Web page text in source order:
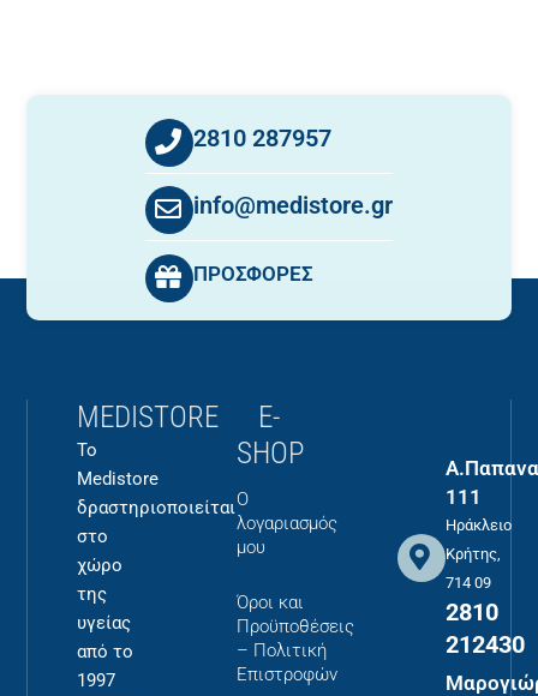
2810 287957
info@medistore.gr
ΠΡΟΣΦΟΡΕΣ
MEDISTORE
Το
Medistore
δραστηριοποιείται
στο
χώρο
της
υγείας
από το
1997
E-
SHOP
Ο
λογαριασμός
μου
Όροι και
Προϋποθέσεις
– Πολιτική
Επιστροφών
111
Ηράκλειο
Κρήτης,
714 09
2810
212430